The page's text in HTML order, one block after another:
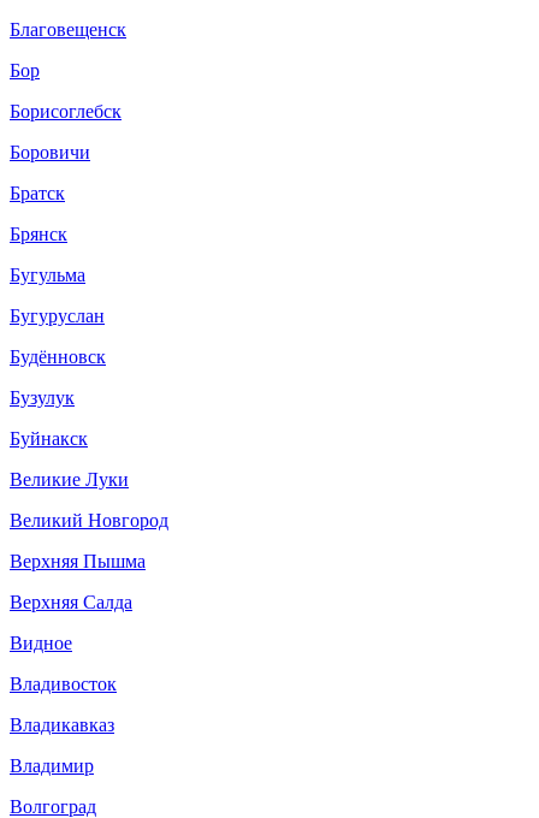
Благовещенск
Бор
Борисоглебск
Боровичи
Братск
Брянск
Бугульма
Бугуруслан
Будённовск
Бузулук
Буйнакск
Великие Луки
Великий Новгород
Верхняя Пышма
Верхняя Салда
Видное
Владивосток
Владикавказ
Владимир
Волгоград